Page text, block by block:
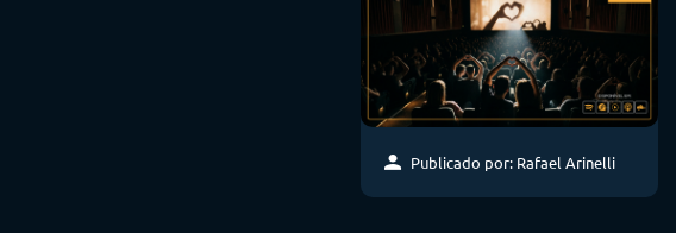
Publicado por: Rafael Arinelli